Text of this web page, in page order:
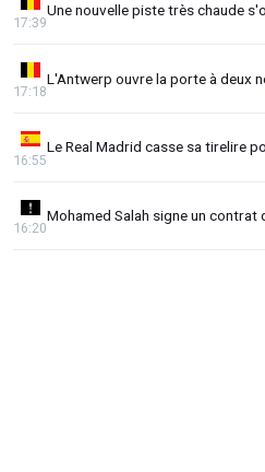
Une nouvelle piste très chaude
17:39
L'Antwerp ouvre la porte à deux
17:18
Le Real Madrid casse sa tirelire
16:55
Mohamed Salah signe un contrat
16:20